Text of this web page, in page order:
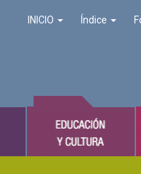
INICIO Índice